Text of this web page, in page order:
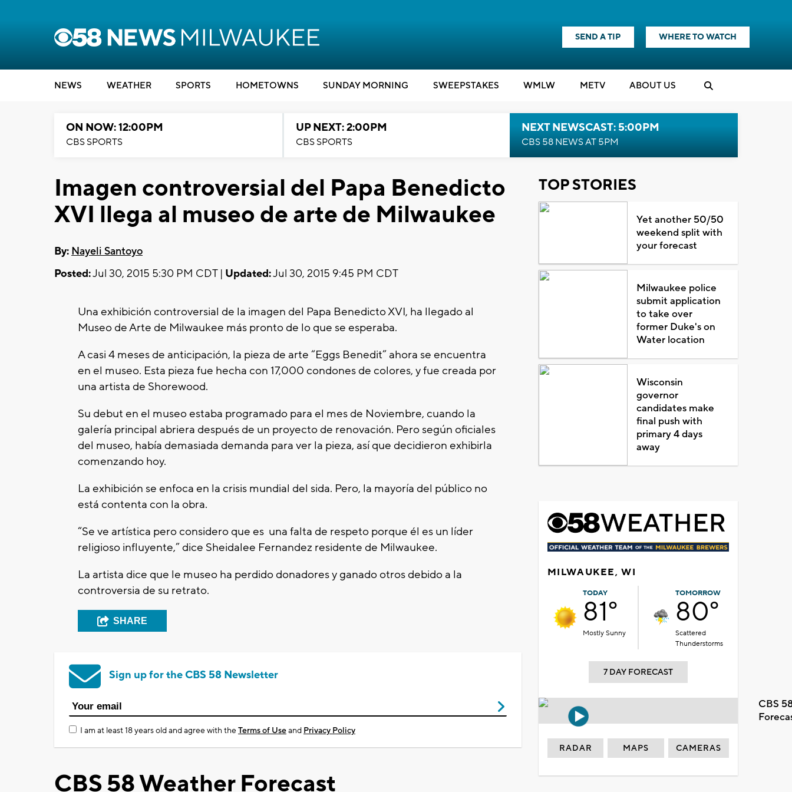
SEND A TIP WHERE TO WATCH
NEWS WEATHER SPORTS HOMETOWNS SUNDAY MORNING SWEEPSTAKES WMLW METV ABOUT US
ON NOW: 12:00PM
CBS SPORTS
UP NEXT: 2:00PM
CBS SPORTS
NEXT NEWSCAST: 5:00PM
CBS 58 NEWS AT 5PM
Imagen controversial del Papa Benedicto
XVI llega al museo de arte de Milwaukee
By: Nayeli Santoyo
Posted:Jul 30, 2015 5:30 PM CDT | Updated:Jul 30, 2015 9:45 PM CDT
Una exhibición controversial de la imagen del Papa Benedicto XVI, ha llegado al
Museo de Arte de Milwaukee más pronto de lo que se esperaba.
A casi 4 meses de anticipación, la pieza de arte “Eggs Benedit” ahora se encuentra
en el museo. Esta pieza fue hecha con 17,000 condones de colores, y fue creada por
una artista de Shorewood.
Su debut en el museo estaba programado para el mes de Noviembre, cuando la
galería principal abriera después de un proyecto de renovación. Pero según oficiales
del museo, había demasiada demanda para ver la pieza, así que decidieron exhibirla
comenzando hoy.
La exhibición se enfoca en la crisis mundial del sida. Pero, la mayoría del público no
está contenta con la obra.
“Se ve artística pero considero que es una falta de respeto porque él es un líder
religioso influyente,” dice Sheidalee Fernandez residente de Milwaukee.
La artista dice que le museo ha perdido donadores y ganado otros debido a la
controversia de su retrato.
SHARE
Sign up for the CBS 58 Newsletter
I am at least 18 years old and agree with theTerms of Useand Privacy Policy
CBS 58 Weather Forecast
TOP STORIES
Yet another 50/50
weekend split with
your forecast
Milwaukee police
submit application
to take over
former Duke's on
Water location
Wisconsin
governor
candidates make
final push with
primary 4 days
away
MILWAUKEE, WI
TODAY
81°
Mostly Sunny
TOMORROW
80°
Scattered
Thunderstorms
7 DAY FORECAST
CBS
RADAR MAPS CAMERAS